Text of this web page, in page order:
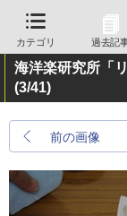
カテゴリ 過去記
海洋楽研究所「
(3/41)
前の画像